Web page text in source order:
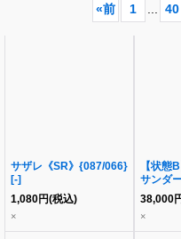
«前 1 ... 40
サザレ《SR》{087/066}
[-]
1,080円(税込)
×
【状態
サンダ
GX(SA)
{060/
38,000
×